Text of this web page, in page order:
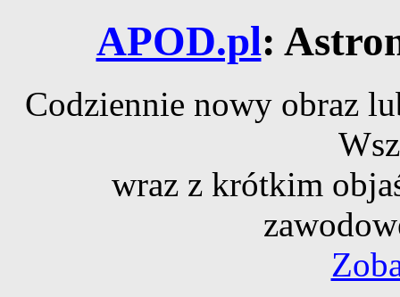
APOD.pl:
Codziennie nowy obraz
wraz z krótkim